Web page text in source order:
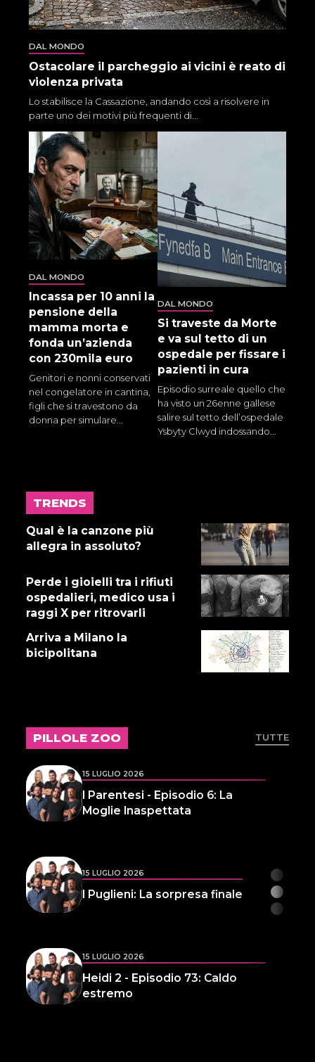
DAL MONDO
Ostacolare il parcheggio ai vicini è reato di
violenza privata
Lo stabilisce la Cassazione, andando così a risolvere in
parte uno dei motivi più frequenti di...
DAL MONDO
Incassa per 10 anni la
pensione della
mamma morta e
fonda un’azienda
con 230mila euro
Genitori e nonni conservati
nel congelatore in cantina,
figli che si travestono da
donna per simulare...
DAL MONDO
Si traveste da Morte
e va sul tetto di un
ospedale per fissare i
pazienti in cura
Episodio surreale quello che
ha visto un 26enne gallese
salire sul tetto dell’ospedale
Ysbyty Clwyd indossando...
TRENDS
Qual è la canzone più
allegra in assoluto?
Perde i gioielli tra i rifiuti
ospedalieri, medico usa i
raggi X per ritrovarli
Arriva a Milano la
bicipolitana
PILLOLE ZOO TUTTE
17 LUGLIO 2026
Gnano 5 - Episodio 14
16 LUGLIO 2026
Dove abita Ennio 103: Revisione
15 LUGLIO 2026
I Parentesi - Episodio 6: La
Moglie Inaspettata
15 LUGLIO 2026
I Puglieni: La sorpresa finale
15 LUGLIO 2026
Heidi 2 - Episodio 73: Caldo
estremo